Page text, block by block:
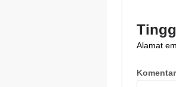
Alamat
Komentar